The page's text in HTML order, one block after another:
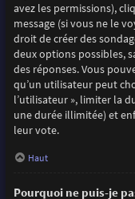
avez les permissions),
message (si vous ne le
droit de créer des
deux options possibles,
des réponses. Vous
qu’un utilisateur peut
l’utilisateur », limiter la
une durée illimitée) et
leur vote.
Haut
Pourquoi ne puis-je